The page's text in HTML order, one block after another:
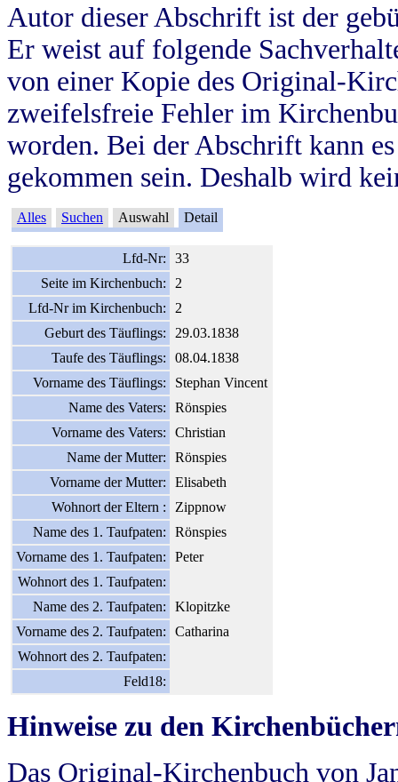
Autor dieser Abschrift ist der
Er weist auf folgende
von einer Kopie des Original-
zweifelsfreie Fehler im
worden. Bei der Abschrift kann
gekommen sein. Deshalb wird
Alles Suchen Auswahl Detail
Lfd-Nr:
33
Seite im Kirchenbuch:
2
Lfd-Nr im Kirchenbuch:
2
Geburt des Täuflings:
29.03.1838
Taufe des Täuflings:
08.04.1838
Vorname des Täuflings:
Stephan Vincent
Name des Vaters:
Rönspies
Vorname des Vaters:
Christian
Name der Mutter:
Rönspies
Vorname der Mutter:
Elisabeth
Wohnort der Eltern :
Zippnow
Name des 1. Taufpaten:
Rönspies
Vorname des 1. Taufpaten:
Peter
Wohnort des 1. Taufpaten:
Name des 2. Taufpaten:
Klopitzke
Vorname des 2. Taufpaten:
Catharina
Wohnort des 2. Taufpaten:
Feld18:
Hinweise zu den
Das Original-Kirchenbuch von